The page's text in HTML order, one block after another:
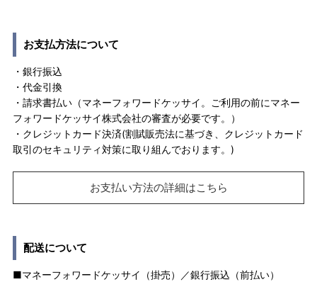
お支払方法について
・銀行振込
・代金引換
・請求書払い（マネーフォワードケッサイ。ご利用の前にマネー
フォワードケッサイ株式会社の審査が必要です。）
・クレジットカード決済(割賦販売法に基づき、クレジットカード
取引のセキュリティ対策に取り組んでおります。)
お支払い方法の詳細はこちら
配送について
■マネーフォワードケッサイ（掛売）／銀行振込（前払い）